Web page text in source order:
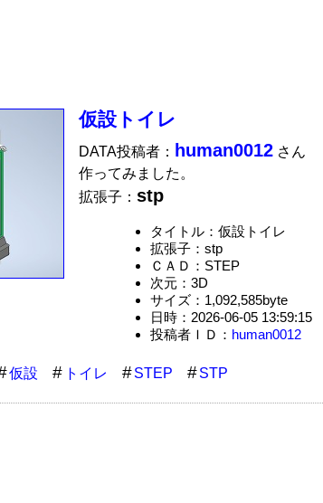
仮設トイレ
DATA投稿者： human0012 さん
作ってみました。
拡張子： stp
タイトル：仮設トイレ
拡張子：stp
ＣＡＤ：STEP
次元：3D
サイズ：1,092,585byte
日時：2026-06-05 13:59:15
投稿者ＩＤ： human0012
仮設 トイレ STEP STP